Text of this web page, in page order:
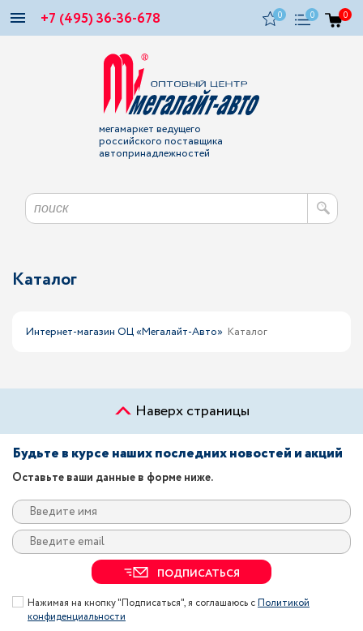
+7 (495) 36-36-678 0 0 0
мегамаркет ведущего
российского поставщика
автопринадлежностей
Каталог
Интернет-магазин ОЦ «Мегалайт-Авто» Каталог
Наверх страницы
Будьте в курсе наших последних новостей и акций
Оставьте ваши данные в форме ниже.
ПОДПИСАТЬСЯ
Нажимая на кнопку "Подписаться", я соглашаюсь сПолитикой
конфиденциальности